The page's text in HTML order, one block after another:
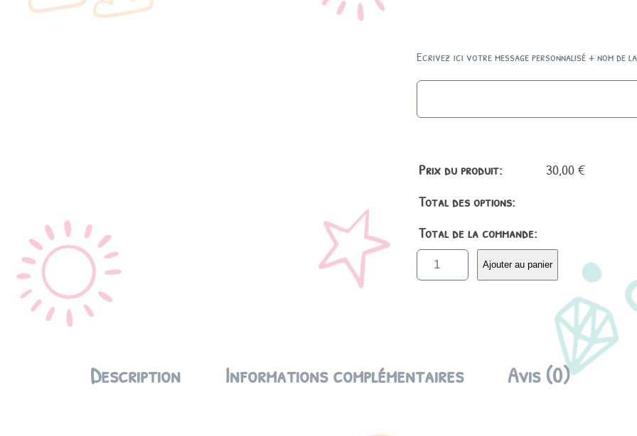
Ecrivez ici votre message personnalisé + nom de
Prix du produit: 30,00€
Total des options:
Total de la commande:
q
u
t
Ajouter au panier
Description Informations complémentaires Avis (0)